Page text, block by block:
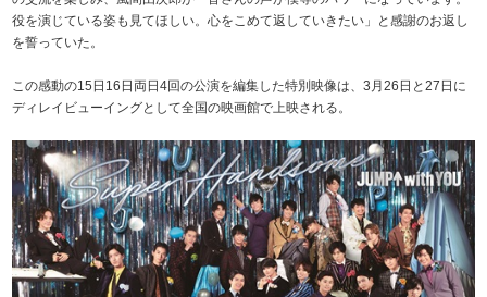
役を演じている姿も見てほしい。心をこめて返していきたい」と感謝のお返し
を誓っていた。
この感動の15日16日両日4回の公演を編集した特別映像は、3月26日と27日に
ディレイビューイングとして全国の映画館で上映される。